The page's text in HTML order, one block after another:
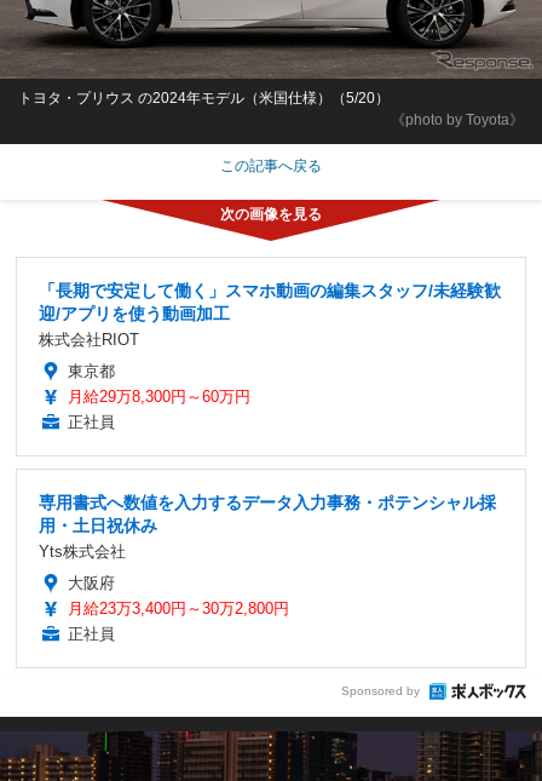
《photo by Toyota》
トヨタ・プリウス の2024年モデル（米国仕様）（5/20）
この記事へ戻る
「長期で安定して働く」スマホ動画の編集スタッフ/未経験歓
迎/アプリを使う動画加工
株式会社RIOT
東京都
月給29万8,300円～60万円
正社員
専用書式へ数値を入力するデータ入力事務・ポテンシャル採
用・土日祝休み
Yts株式会社
大阪府
月給23万3,400円～30万2,800円
正社員
Sponsored by